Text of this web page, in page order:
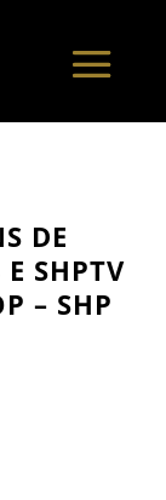
DE
SHPTV
– SHP